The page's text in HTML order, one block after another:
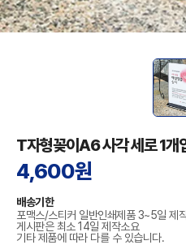
T자형꽂이A6 사각 세로 1개
4,600원
배송기한
포맥스/스티커 일반인쇄제품 3~5일 제
게시판은 최소 14일 제작소요
기타 제품에 따라 다를 수 있습니다.